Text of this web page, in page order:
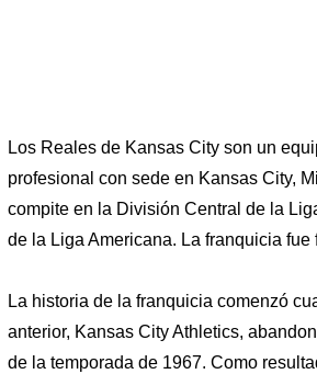
Los Reales de Kansas City son un
profesional con sede en Kansas City,
compite en la División Central de la
de la Liga Americana. La franquicia fue
La historia de la franquicia comenzó
anterior, Kansas City Athletics,
de la temporada de 1967. Como